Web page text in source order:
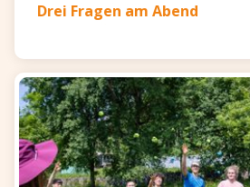
Drei Fragen am Abend